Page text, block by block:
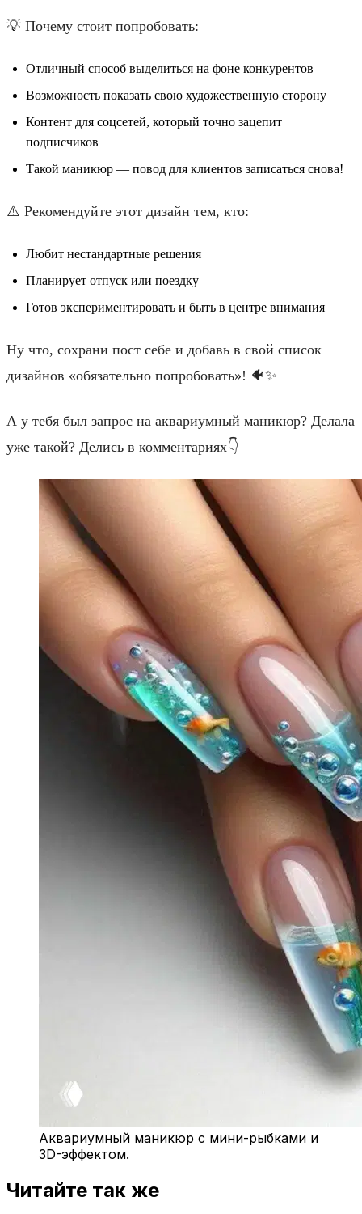
💡 Почему стоит попробовать:
Отличный способ выделиться на фоне конкурентов
Возможность показать свою художественную сторону
Контент для соцсетей, который точно зацепит
подписчиков
Такой маникюр — повод для клиентов записаться снова!
⚠️ Рекомендуйте этот дизайн тем, кто:
Любит нестандартные решения
Планирует отпуск или поездку
Готов экспериментировать и быть в центре внимания
Ну что, сохрани пост себе и добавь в свой список
дизайнов «обязательно попробовать»! 🐠✨
А у тебя был запрос на аквариумный маникюр? Делала
уже такой? Делись в комментариях👇
Аквариумный маникюр с мини-рыбками и
3D-эффектом.
Читайте так же